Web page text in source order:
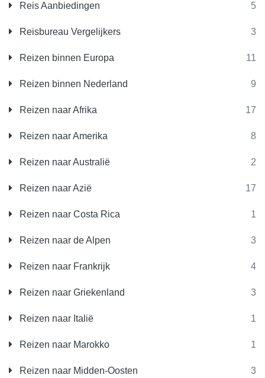
Reis Aanbiedingen 5
Reisbureau Vergelijkers 3
Reizen binnen Europa 11
Reizen binnen Nederland 9
Reizen naar Afrika 17
Reizen naar Amerika 8
Reizen naar Australië 2
Reizen naar Azië 17
Reizen naar Costa Rica 1
Reizen naar de Alpen 3
Reizen naar Frankrijk 4
Reizen naar Griekenland 3
Reizen naar Italië 1
Reizen naar Marokko 1
Reizen naar Midden-Oosten 3